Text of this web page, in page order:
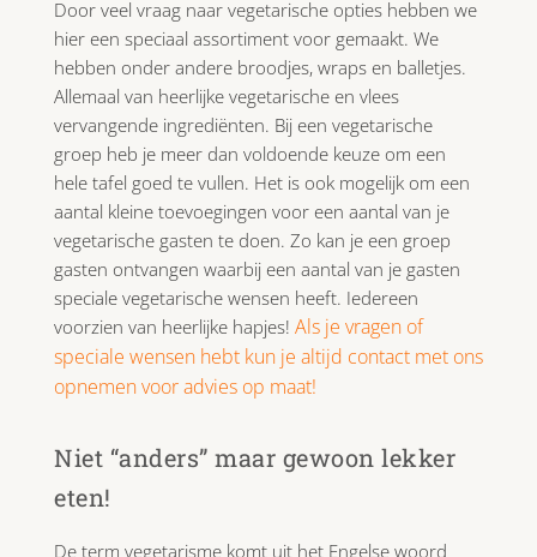
Door veel vraag naar vegetarische opties hebben we
hier een speciaal assortiment voor gemaakt. We
hebben onder andere broodjes, wraps en balletjes.
Allemaal van heerlijke vegetarische en vlees
vervangende ingrediënten. Bij een vegetarische
groep heb je meer dan voldoende keuze om een
hele tafel goed te vullen. Het is ook mogelijk om een
aantal kleine toevoegingen voor een aantal van je
vegetarische gasten te doen. Zo kan je een groep
gasten ontvangen waarbij een aantal van je gasten
speciale vegetarische wensen heeft. Iedereen
voorzien van heerlijke hapjes! Als je vragen of
speciale wensen hebt kun je altijd contact met ons
opnemen voor advies op maat!
Niet “anders” maar gewoon lekker
eten!
De term vegetarisme komt uit het Engelse woord